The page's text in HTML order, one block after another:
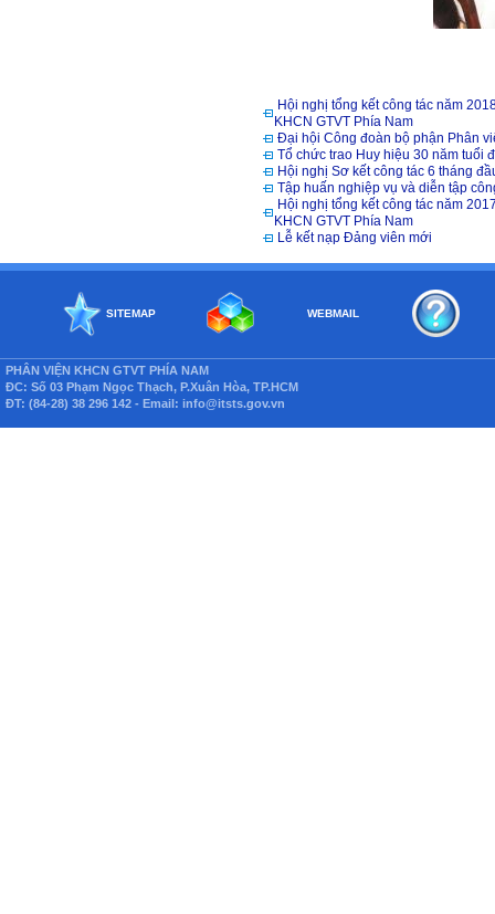
Hội nghị tổng kết công tác năm
KHCN GTVT Phía Nam
Đại hội Công đoàn bộ phận Phân
Tổ chức trao Huy hiệu 30 năm tuổi
Hội nghị Sơ kết công tác 6 tháng
Tập huấn nghiệp vụ và diễn tập
Hội nghị tổng kết công tác năm
KHCN GTVT Phía Nam
Lễ kết nạp Đảng viên mới
SITEMAP WEBMAIL
PHÂN VIỆN KHCN GTVT PHÍA NAM
ĐC: Số 03 Phạm Ngọc Thạch, P.Xuân Hòa, TP.HCM
ĐT: (84-28) 38 296 142 - Email: info@itsts.gov.vn